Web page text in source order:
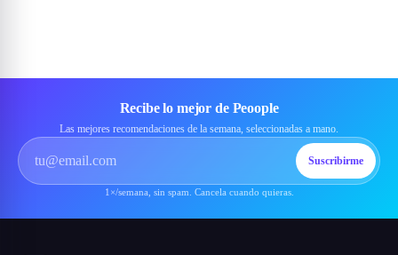
Recibe lo mejor de Peoople
Las mejores recomendaciones de la semana, seleccionadas a mano.
Suscribirme
1×/semana, sin spam. Cancela cuando quieras.